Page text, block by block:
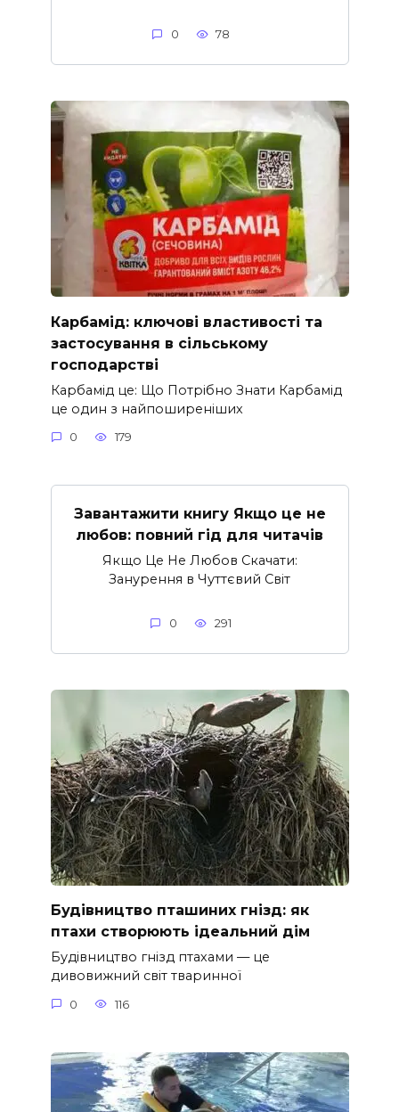
0 78
Карбамід: ключові властивості та
застосування в сільському
господарстві
Карбамід це: Що Потрібно Знати Карбамід
це один з найпоширеніших
0 179
Завантажити книгу Якщо це не
любов: повний гід для читачів
Якщо Це Не Любов Скачати:
Занурення в Чуттєвий Світ
0 291
Будівництво пташиних гнізд: як
птахи створюють ідеальний дім
Будівництво гнізд птахами — це
дивовижний світ тваринної
0 116